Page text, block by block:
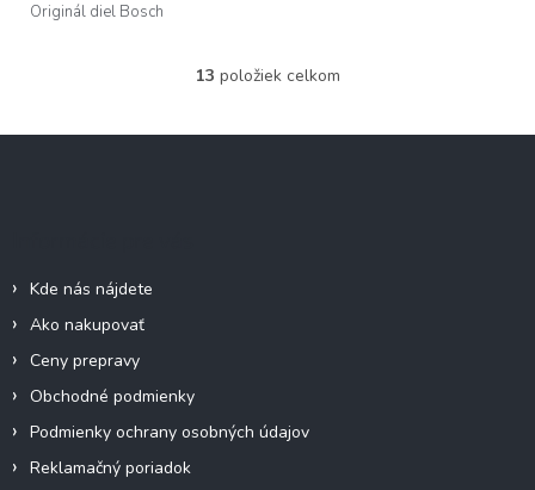
Originál diel Bosch
O
l
ý
13 položiek celkom
Kde nás nájdete
Ako nakupovať
Ceny prepravy
Obchodné podmienky
Podmienky ochrany osobných údajov
Reklamačný poriadok